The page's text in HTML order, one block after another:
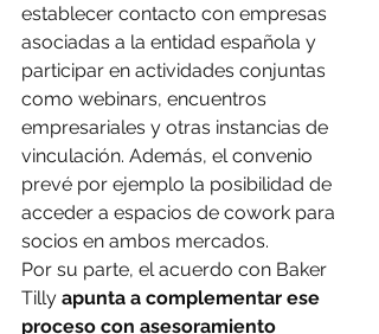
establecer contacto con empresas
asociadas a la entidad española y
participar en actividades conjuntas
como webinars, encuentros
empresariales y otras instancias de
vinculación. Además, el convenio
prevé por ejemplo la posibilidad de
acceder a espacios de cowork para
socios en ambos mercados.
Por su parte, el acuerdo con Baker
Tilly apunta a complementar ese
proceso con asesoramiento